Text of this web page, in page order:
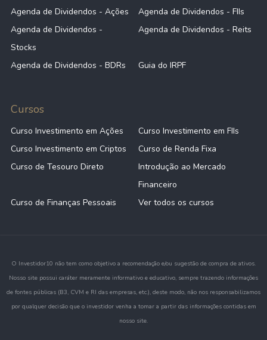
Agenda de Dividendos - Ações
Agenda de Dividendos - FIIs
Agenda de Dividendos -
Stocks
Agenda de Dividendos - Reits
Agenda de Dividendos - BDRs Guia do IRPF
Cursos
Curso Investimento em Ações
Curso Investimento em FIIs
Curso Investimento em Criptos
Curso de Renda Fixa
Curso de Tesouro Direto
Introdução ao Mercado
Financeiro
Curso de Finanças Pessoais
Ver todos os cursos
O Investidor10 não tem como objetivo a recomendação e/ou sugestão de compra de ativos.
Nosso site possui caráter meramente informativo e educativo, sempre trazendo informações
de fontes públicas (B3, CVM e RI das empresas, etc.), deste modo, não nos responsabilizamos
por qualquer decisão que o investidor venha a tomar a partir das informações contidas em
nosso site.